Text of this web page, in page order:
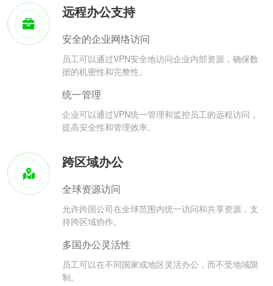
远程办公支持
安全的企业网络访问
员工可以通过VPN安全地访问企业内部资源，确保数
据的机密性和完整性。
统一管理
企业可以通过VPN统一管理和监控员工的远程访问，
提高安全性和管理效率。
跨区域办公
全球资源访问
允许跨国公司在全球范围内统一访问和共享资源，支
持跨区域协作。
多国办公灵活性
员工可以在不同国家或地区灵活办公，而不受地域限
制。